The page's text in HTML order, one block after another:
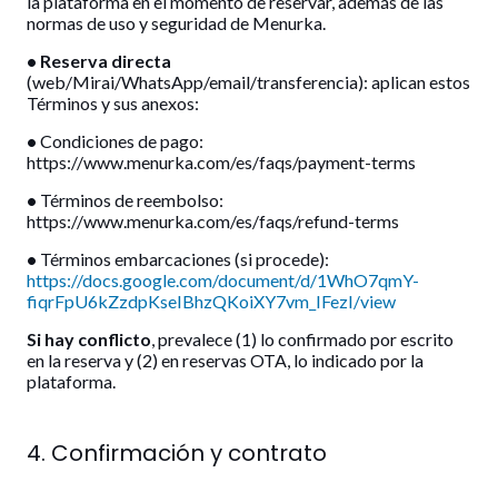
normas de uso y seguridad de Menurka.
• Reserva directa
(web/Mirai/WhatsApp/email/transferencia): aplican estos
Términos y sus anexos:
• Condiciones de pago:
https://www.menurka.com/es/faqs/payment-terms
• Términos de reembolso:
https://www.menurka.com/es/faqs/refund-terms
• Términos embarcaciones (si procede):
https://docs.google.com/document/d/1WhO7qmY-
fiqrFpU6kZzdpKseIBhzQKoiXY7vm_IFezI/view
Si hay conflicto , prevalece (1) lo confirmado por escrito
en la reserva y (2) en reservas OTA, lo indicado por la
plataforma.
4. Confirmación y contrato